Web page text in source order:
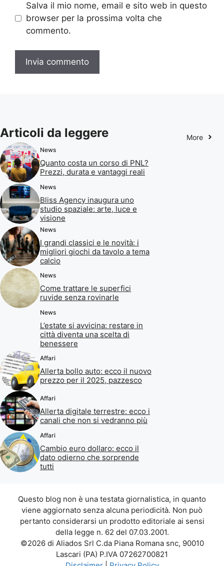
Salva il mio nome, email e sito web in questo
browser per la prossima volta che
commento.
Articoli da leggere More
News
Quanto costa un corso di PNL?
Prezzi, durata e vantaggi reali
News
Bliss Agency inaugura uno
studio spaziale: arte, luce e
visione
News
I grandi classici e le novità: i
migliori giochi da tavolo a tema
calcio
News
Come trattare le superfici
ruvide senza rovinarle
News
L’estate si avvicina: restare in
città diventa una scelta di
benessere
Affari
Allerta bollo auto: ecco il nuovo
prezzo per il 2025, pazzesco
Affari
Allerta digitale terrestre: ecco i
canali che non si vedranno più
Affari
Cambio euro dollaro: ecco il
dato odierno che sorprende
tutti
Questo blog non è una testata giornalistica, in quanto
viene aggiornato senza alcuna periodicità. Non può
pertanto considerarsi un prodotto editoriale ai sensi
della legge n. 62 del 07.03.2001.
©2026 di Aliados Srl C.da Piana Romana snc, 90010
Lascari (PA) P.IVA 07262700821